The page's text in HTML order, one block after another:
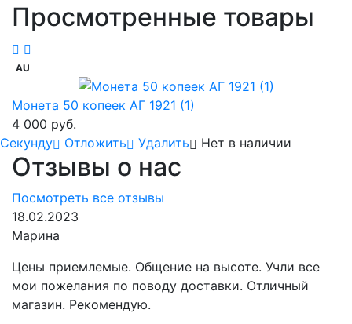
Просмотренные товары
AU
Монета 50 копеек АГ 1921 (1)
4 000 руб.
Cекунду
Отложить Удалить Нет в наличии
Отзывы о нас
Посмотреть все отзывы
18.02.2023
Марина
Цены приемлемые. Общение на высоте. Учли все
мои пожелания по поводу доставки. Отличный
магазин. Рекомендую.